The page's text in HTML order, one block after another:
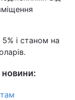
5% і станом на